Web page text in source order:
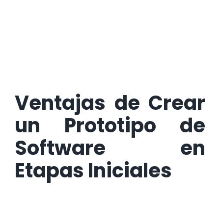
Ventajas de Crear
un Prototipo de
Software en
Etapas Iniciales